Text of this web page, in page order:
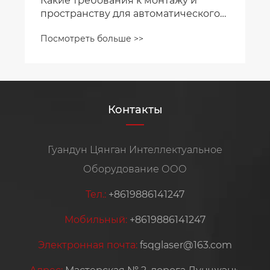
пространству для автоматического
Посмотреть больше >>
Контакты
Гуандун Цянган Интеллектуальное
Оборудование ООО
Тел.: +8619886141247
Мобильный: +8619886141247
Электронная почта: fsqglaser@163.com